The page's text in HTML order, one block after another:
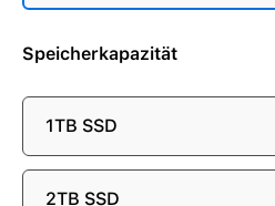
Speicherkapazität
1TB SSD
2TB SSD